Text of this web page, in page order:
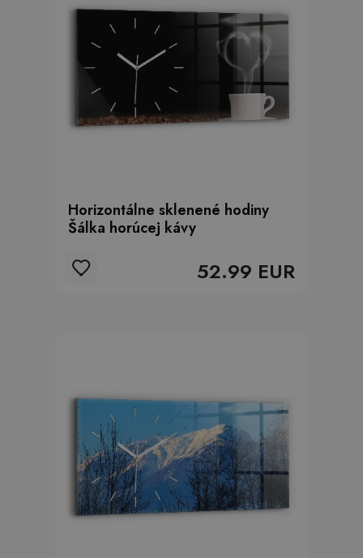
Horizontálne sklenené hodiny
Šálka horúcej kávy
52.99 EUR